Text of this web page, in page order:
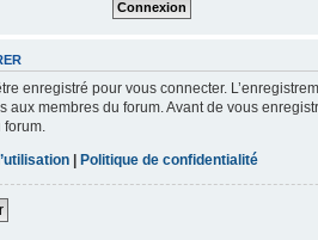
enregistré pour vous connecter.
aux membres du forum. Avant de vous
| Politique de confidentialité